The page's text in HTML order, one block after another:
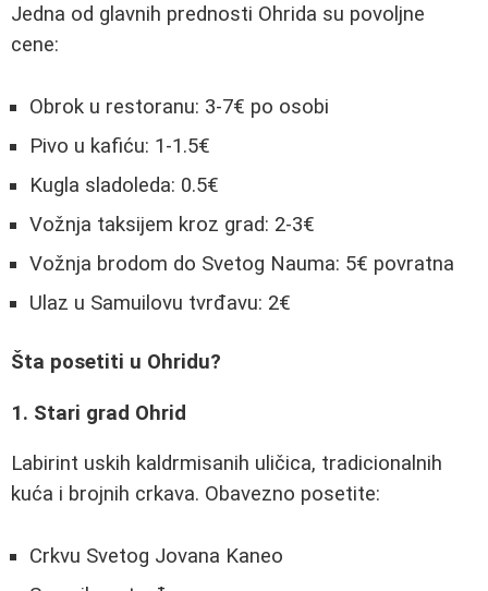
Jedna od glavnih prednosti Ohrida su povoljne
cene:
Obrok u restoranu: 3-7€ po osobi
Pivo u kafiću: 1-1.5€
Kugla sladoleda: 0.5€
Vožnja taksijem kroz grad: 2-3€
Vožnja brodom do Svetog Nauma: 5€ povratna
Ulaz u Samuilovu tvrđavu: 2€
Šta posetiti u Ohridu?
1. Stari grad Ohrid
Labirint uskih kaldrmisanih uličica, tradicionalnih
kuća i brojnih crkava. Obavezno posetite:
Crkvu Svetog Jovana Kaneo